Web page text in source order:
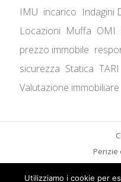
IMU incarico Indagini
Locazioni Muffa OMI
prezzo immobile
sicurezza Statica TARI
Valutazione immobiliare
Perizie
Utilizziamo i cookie per